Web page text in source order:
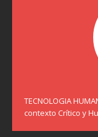
TECNOLOGIA
contexto Crítico y